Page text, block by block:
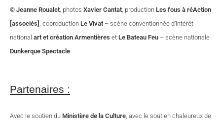
© Jeanne Roualet, photos Xavier Cantat, production Les fous à réAction
[associés] , coproduction Le Vivat – scène conventionnée d’intérêt
national art et création Armentières et Le Bateau Feu – scène nationale
Dunkerque Spectacle
Partenaires :
Avec le soutien du Ministère de la Culture, avec le soutien chaleureux de